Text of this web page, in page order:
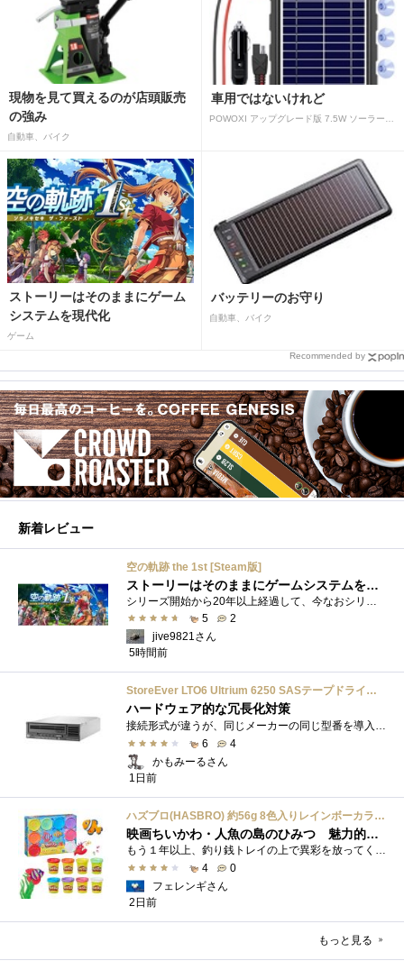
現物を見て買えるのが店頭販売
の強み
自動車、バイク
車用ではないけれど
ストーリーはそのままにゲーム
システムを現代化
ゲーム
バッテリーのお守り
自動車、バイク
Recommended by
新着レビュー
空の軌跡 the 1st [Steam版]
ストーリーはそのままにゲームシステムを現代化
5
2
jive9821さん
5時間前
StoreEver LTO6 Ultrium 6250 SASテープドライブ(内蔵型)
ハードウェア的な冗長化対策
接続形式が違うが、同じメーカーの同じ型番を導入しています。製品としてのレビューは下記の方で行っています。いざ使おうとしたときに故障�...
6
4
かもみーるさん
1日前
ハズブロ(HASBRO) 約56g 8色入りレインボーカラーのプレイ・ドー、新学期用品、2才以上のプリスクールの子供向け、子供向けのアート&クラフト 粘土 ねんど、こどもの日、子供の日プレゼント
映画ちいかわ・人魚の島のひみつ 魅力的なビラン：セイレーンを造ってみた
もう１年以上、釣り銭トレイの上で異彩を放ってくれたミャクミャクのマグネット 映画ちいかわ人魚の島のひみつを鑑賞後、素敵なビランのセイ...
4
0
フェレンギさん
2日前
もっと見る